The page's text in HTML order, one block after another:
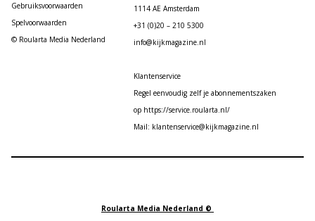
Gebruiksvoorwaarden
Spelvoorwaarden
© Roularta Media Nederland
1114 AE Amsterdam
+31 (0)20 – 210 5300
info@kijkmagazine.nl
Klantenservice
Regel eenvoudig zelf je abonnementszaken
op https://service.roularta.nl/
Mail: klantenservice@kijkmagazine.nl
Roularta Media Nederland ©